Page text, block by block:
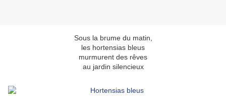
Sous la brume du matin,
les hortensias bleus
murmurent des rêves
au jardin silencieux